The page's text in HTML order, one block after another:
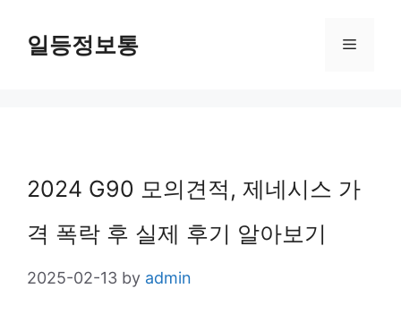
일등정보통 Menu
2024 G90 모의견적, 제네시스 가
격 폭락 후 실제 후기 알아보기
2025-02-13 by admin